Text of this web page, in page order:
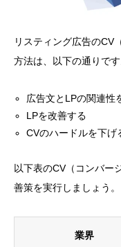
リスティング広告のCV
方法は、以下の通りです
広告文とLPの関連性
LPを改善する
CVのハードルを下げ
以下表のCV（コンバー
善策を実行しましょう。
業界